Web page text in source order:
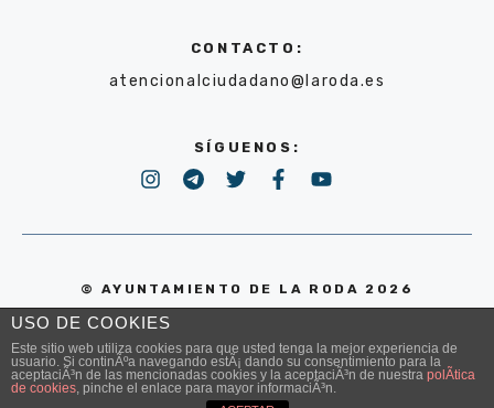
CONTACTO:
atencionalciudadano@laroda.es
SÍGUENOS:
© AYUNTAMIENTO DE LA RODA 2026
POLÍTICA DE PRIVACIDAD
USO DE COOKIES
Este sitio web utiliza cookies para que usted tenga la mejor experiencia de
usuario. Si continÃºa navegando estÃ¡ dando su consentimiento para la
aceptaciÃ³n de las mencionadas cookies y la aceptaciÃ³n de nuestra polÃ­tica
de cookies, pinche el enlace para mayor informaciÃ³n.